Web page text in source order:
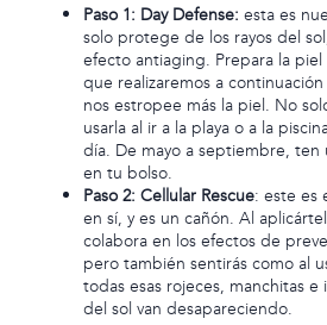
Paso 1: Day Defense: esta es
solo protege de los rayos del
efecto antiaging. Prepara la
que realizaremos a
nos estropee más la piel. No
usarla al ir a la playa o a la
día. De mayo a septiembre,
en tu bolso.
Paso 2: Cellular Rescue: este es
en sí, y es un cañón. Al
colabora en los efectos de
pero también sentirás como al
todas esas rojeces, manchitas
del sol van desapareciendo.